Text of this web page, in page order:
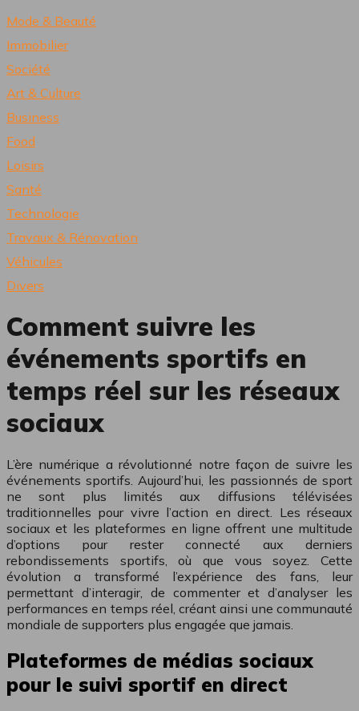
Mode & Beauté
Immobilier
Société
Art & Culture
Business
Food
Loisirs
Santé
Technologie
Travaux & Rénovation
Véhicules
Divers
Comment suivre les
événements sportifs en
temps réel sur les réseaux
sociaux
L’ère numérique a révolutionné notre façon de suivre les
événements sportifs. Aujourd’hui, les passionnés de sport
ne sont plus limités aux diffusions télévisées
traditionnelles pour vivre l’action en direct. Les réseaux
sociaux et les plateformes en ligne offrent une multitude
d’options pour rester connecté aux derniers
rebondissements sportifs, où que vous soyez. Cette
évolution a transformé l’expérience des fans, leur
permettant d’interagir, de commenter et d’analyser les
performances en temps réel, créant ainsi une communauté
mondiale de supporters plus engagée que jamais.
Plateformes de médias sociaux
pour le suivi sportif en direct